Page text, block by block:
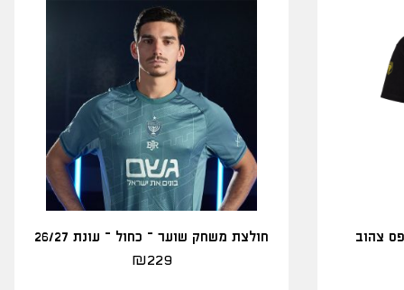
צהוב חולצת משחק שוער – כחול – עונת 26/27
₪229